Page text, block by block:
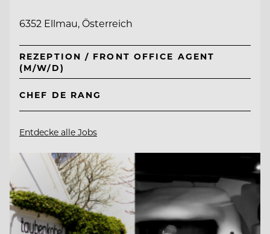
6352 Ellmau, Österreich
REZEPTION / FRONT OFFICE AGENT
(M/W/D)
CHEF DE RANG
Entdecke alle Jobs